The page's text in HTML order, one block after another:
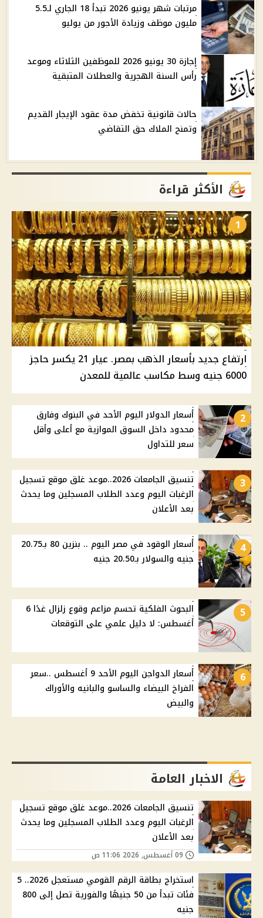
مرتبات شهر يونيو 2026 تبدأ 18 الجاري لـ5.5
مليون موظف وزيادة الأجور من يوليو
إجازة 30 يونيو 2026 للموظفين الثلاثاء وموعد
رأس السنة الهجرية والعطلات المتبقية
حالات قانونية تخفض مدة عقود الإيجار القديم
وتمنح الملاك حق التقاضي
الأكثر قراءة
1
ارتفاع جديد بأسعار الذهب بمصر. عيار 21 يكسر حاجز
6000 جنيه وسط مكاسب عالمية للمعدن
2
أسعار الدولار اليوم الأحد في البنوك وفارق
محدود داخل السوق الموازية مع أعلى وأقل
سعر للتداول
3
تنسيق الجامعات 2026..موعد غلق موقع تسجيل
الرغبات اليوم وعدد الطلاب المسجلين وما يحدث
بعد الأعلان
4
أسعار الوقود في مصر اليوم .. بنزين 80 بـ20.75
جنيه والسولار بـ20.50 جنيه
5
البحوث الفلكية تحسم مزاعم وقوع زلزال غدًا 6
أغسطس: لا دليل علمي على التوقعات
6
أسعار الدواجن اليوم الأحد 9 أغسطس ..سعر
الفراخ البيضاء والساسو والبانيه والأوراك
والبيض
الاخبار العامة
تنسيق الجامعات 2026..موعد غلق موقع تسجيل
الرغبات اليوم وعدد الطلاب المسجلين وما يحدث
بعد الأعلان
استخراج بطاقة الرقم القومي مستعجل 2026.. 5
فئات تبدأ من 50 جنيهًا والفورية تصل إلى 800
جنيه